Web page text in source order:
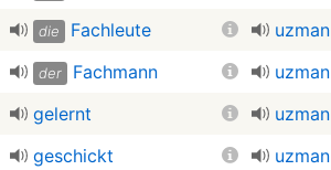
die Fachleute uzman
der Fachmann
uzman
gelernt
uzman
geschickt
uzman